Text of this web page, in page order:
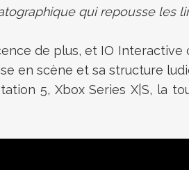
qui repousse les
de plus, et IO
en scène et sa structure
5, Xbox Series X|S, la